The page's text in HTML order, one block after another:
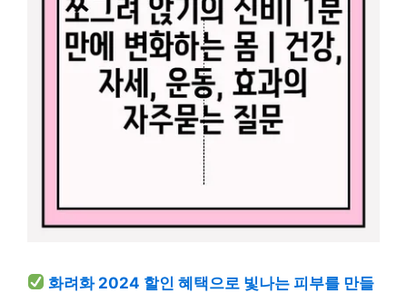
화려화 2024 할인 혜택으로 빛나는 피부를 만들